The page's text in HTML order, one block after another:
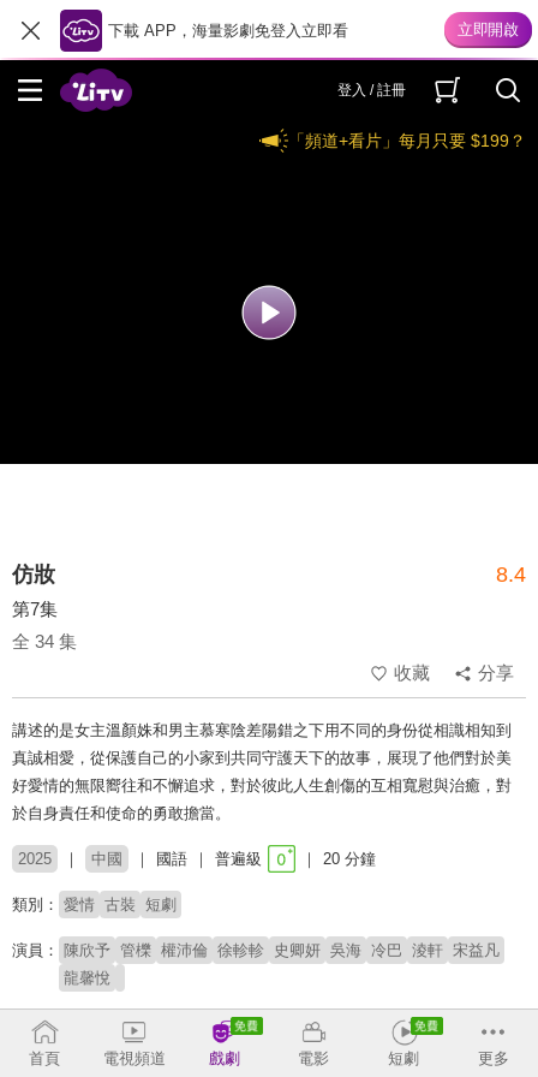
下載 APP，海量影劇免登入立即看
登入 / 註冊
「頻道+看片」每月只要 $199？
仿妝 8.4
第7集
全 34 集
收藏
分享
講述的是女主溫顏姝和男主慕寒陰差陽錯之下用不同的身份從相識相知到
真誠相愛，從保護自己的小家到共同守護天下的故事，展現了他們對於美
好愛情的無限嚮往和不懈追求，對於彼此人生創傷的互相寬慰與治癒，對
於自身責任和使命的勇敢擔當。
2025 中國 國語 普遍級 20 分鐘
類別： 愛情 古裝 短劇
演員： 陳欣予 管櫟 權沛倫 徐軫軫 史卿妍 吳海 冷巴 淩軒 宋益凡
龍馨悅
# 短劇推薦 # 熱門短劇 # 免費短劇
首頁 電視頻道 戲劇 電影 短劇 更多